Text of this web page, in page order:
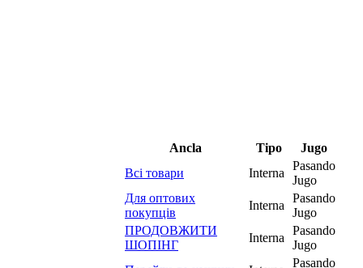
Ancla Tipo
Jugo
Всі товари
Interna
Pasando
Jugo
Для оптових
покупців
Interna
Pasando
Jugo
ПРОДОВЖИТИ
ШОПІНГ
Interna
Pasando
Jugo
Pasando